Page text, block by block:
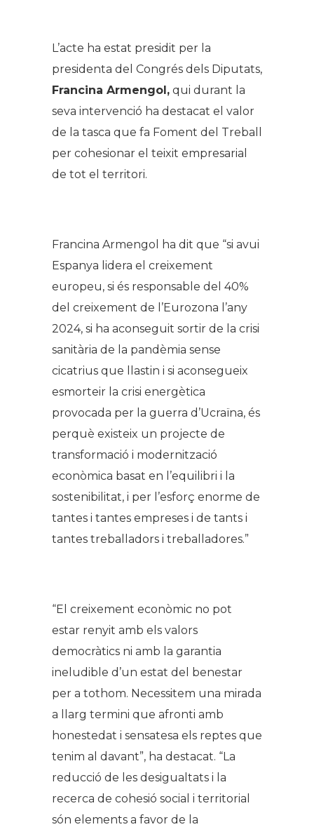
L’acte ha estat presidit per la
presidenta del Congrés dels Diputats,
Francina Armengol, qui durant la
seva intervenció ha destacat el valor
de la tasca que fa Foment del Treball
per cohesionar el teixit empresarial
de tot el territori.
Francina Armengol ha dit que “si avui
Espanya lidera el creixement
europeu, si és responsable del 40%
del creixement de l’Eurozona l’any
2024, si ha aconseguit sortir de la crisi
sanitària de la pandèmia sense
cicatrius que llastin i si aconsegueix
esmorteir la crisi energètica
provocada per la guerra d’Ucraïna, és
perquè existeix un projecte de
transformació i modernització
econòmica basat en l’equilibri i la
sostenibilitat, i per l’esforç enorme de
tantes i tantes empreses i de tants i
tantes treballadors i treballadores.”
“El creixement econòmic no pot
estar renyit amb els valors
democràtics ni amb la garantia
ineludible d’un estat del benestar
per a tothom. Necessitem una mirada
a llarg termini que afronti amb
honestedat i sensatesa els reptes que
tenim al davant”, ha destacat. “La
reducció de les desigualtats i la
recerca de cohesió social i territorial
són elements a favor de la